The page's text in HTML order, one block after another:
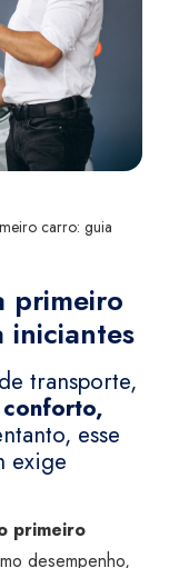
carro: guia
primeiro
transporte,
esse
exige
primeiro
desempenho,